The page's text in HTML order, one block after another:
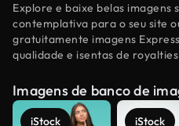
Explore e baixe belas imagens
contemplativa para o seu site
gratuitamente imagens
qualidade e isentas de
Imagens de banco de
iStock iStock